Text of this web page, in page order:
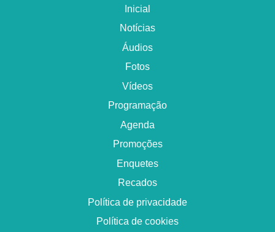
Inicial
Notícias
Áudios
Fotos
Vídeos
Programação
Agenda
Promoções
Enquetes
Recados
Política de privacidade
Política de cookies